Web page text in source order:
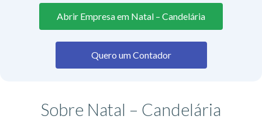
Abrir Empresa em Natal – Candelária
Quero um Contador
Sobre Natal – Candelária